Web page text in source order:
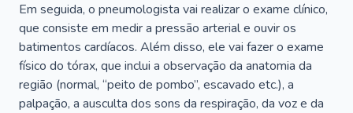
Em seguida, o pneumologista vai realizar o exame clínico,
que consiste em medir a pressão arterial e ouvir os
batimentos cardíacos. Além disso, ele vai fazer o exame
físico do tórax, que inclui a observação da anatomia da
região (normal, “peito de pombo”, escavado etc.), a
palpação, a ausculta dos sons da respiração, da voz e da